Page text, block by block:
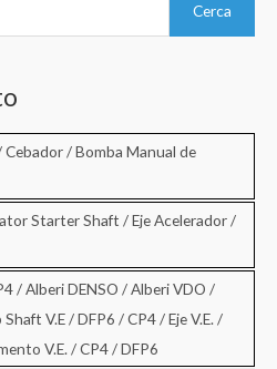
Cerca
/ Bomba Manual de
Starter Shaft / Eje Acelerador /
/ Alberi DENSO / Alberi VDO /
V.E / DFP6 / CP4 / Eje V.E. /
V.E. / CP4 / DFP6